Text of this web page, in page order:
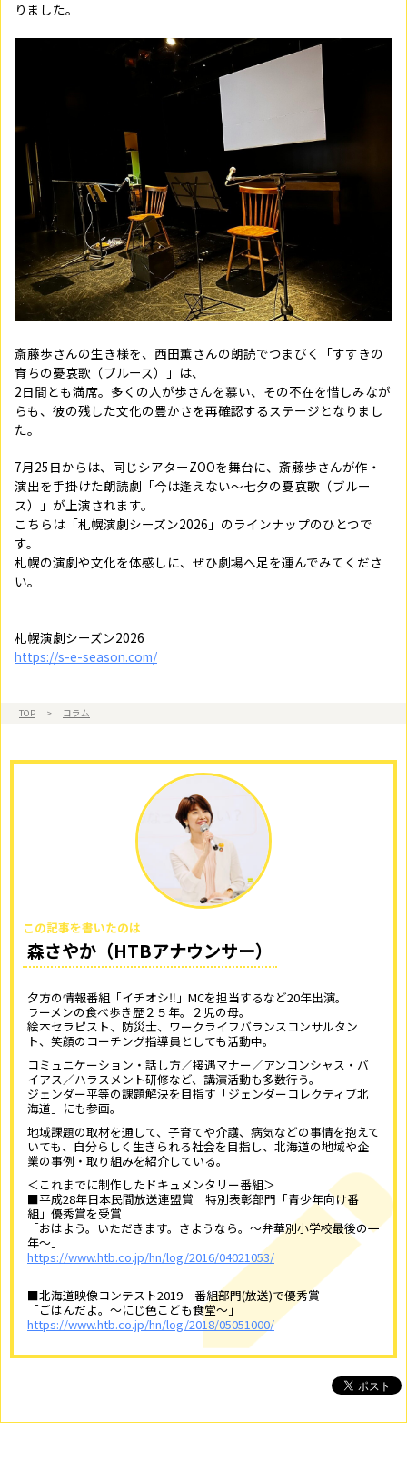
りました。
斎藤歩さんの生き様を、西田薫さんの朗読でつまびく「すすきの
育ちの憂哀歌（ブルース）」は、
2日間とも満席。多くの人が歩さんを慕い、その不在を惜しみなが
らも、彼の残した文化の豊かさを再確認するステージとなりまし
た。
7月25日からは、同じシアターZOOを舞台に、斎藤歩さんが作・
演出を手掛けた朗読劇「今は逢えない～七夕の憂哀歌（ブルー
ス）」が上演されます。
こちらは「札幌演劇シーズン2026」のラインナップのひとつで
す。
札幌の演劇や文化を体感しに、ぜひ劇場へ足を運んでみてくださ
い。
札幌演劇シーズン2026
https://s-e-season.com/
TOP > コラム
この記事を書いたのは
森さやか（HTBアナウンサー）
夕方の情報番組「イチオシ‼」MCを担当するなど20年出演。
ラーメンの食べ歩き歴２５年。２児の母。
絵本セラピスト、防災士、ワークライフバランスコンサルタン
ト、笑顔のコーチング指導員としても活動中。
コミュニケーション・話し方／接遇マナー／アンコンシャス・バ
イアス／ハラスメント研修など、講演活動も多数行う。
ジェンダー平等の課題解決を目指す「ジェンダーコレクティブ北
海道」にも参画。
地域課題の取材を通して、子育てや介護、病気などの事情を抱えて
いても、自分らしく生きられる社会を目指し、北海道の地域や企
業の事例・取り組みを紹介している。
＜これまでに制作したドキュメンタリー番組＞
■平成28年日本民間放送連盟賞 特別表彰部門「青少年向け番
組」優秀賞を受賞
「おはよう。いただきます。さようなら。～弁華別小学校最後の一
年～」
https://www.htb.co.jp/hn/log/2016/04021053/
■北海道映像コンテスト2019 番組部門(放送)で優秀賞
「ごはんだよ。～にじ色こども食堂～」
https://www.htb.co.jp/hn/log/2018/05051000/